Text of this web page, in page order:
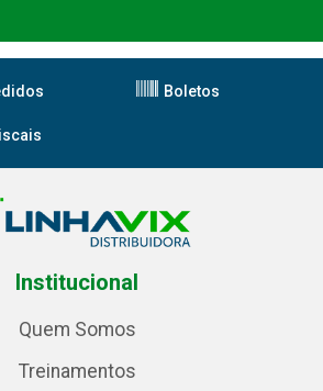
Boletos
Institucional
Quem Somos
Treinamentos